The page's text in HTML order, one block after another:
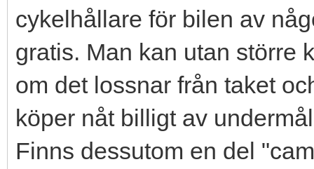
cykelhållare för bilen av
gratis. Man kan utan större
om det lossnar från taket
köper nåt billigt av
Finns dessutom en del